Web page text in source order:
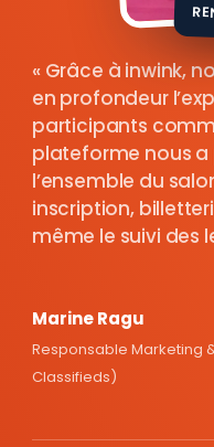
Grâce à inwink,
en profondeur
participants
plateforme nous a
l’ensemble du
inscription,
même le suivi des
Marine Ragu
Responsable Marketing
Classifieds)